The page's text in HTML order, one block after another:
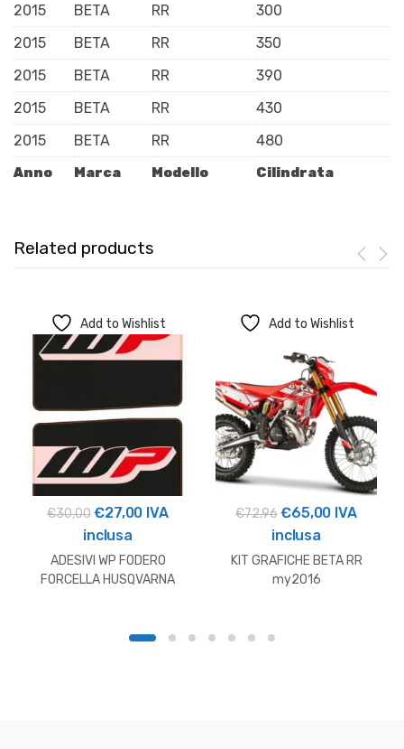
Anno Marca Modello Cilindrata
2015
BETA RR
300
2015
BETA RR
350
2015
BETA RR
390
2015
BETA RR
430
2015
BETA RR 480
Related products
Add to Wishlist
€30,00 Il
prezzo
originale
era:
€27,00Il
attuale
è:
IVA
inclusa
ADESIVI WP FODERO
FORCELLA HUSQVARNA
Add to Wishlist
€72,96 Il
prezzo
originale
era:
€65,00Il
attuale
IVA
inclusa
KIT GRAFICHE BETA RR
my2016